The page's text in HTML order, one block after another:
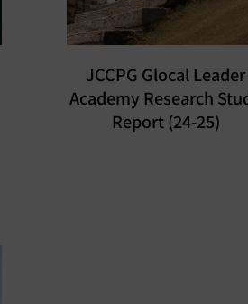
JCCPG Glocal Leader
Academy Research
Report (24-25)